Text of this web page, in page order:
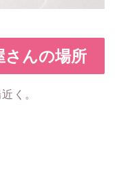
さんの場所
く。